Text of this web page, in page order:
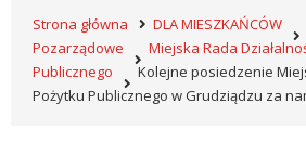
Strona główna DLA MIESZKAŃCÓW
Pozarządowe
Miejska Rada
Publicznego
Kolejne posiedzenie
Pożytku Publicznego w Grudziądzu za